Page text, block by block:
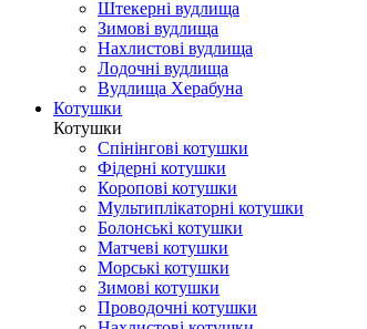
Штекерні вудлища
Зимові вудлища
Нахлистові вудлища
Лодочні вудлища
Вудлища Херабуна
Котушки
Котушки
Спінінгові котушки
Фідерні котушки
Коропові котушки
Мультиплікаторні котушки
Болонські котушки
Матчеві котушки
Морські котушки
Зимові котушки
Проводочні котушки